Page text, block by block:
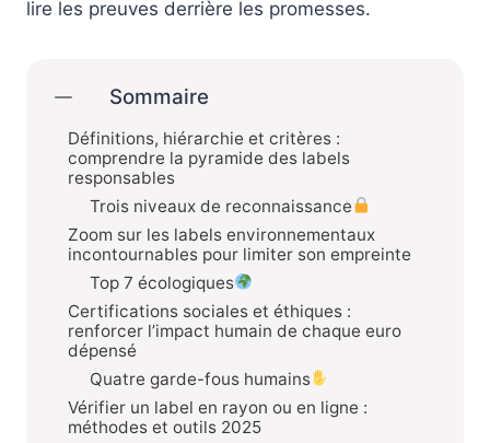
lire les preuves derrière les promesses.
Sommaire
Définitions, hiérarchie et critères :
comprendre la pyramide des labels
responsables
Trois niveaux de reconnaissance
Zoom sur les labels environnementaux
incontournables pour limiter son empreinte
Top 7 écologiques
Certifications sociales et éthiques :
renforcer l’impact humain de chaque euro
dépensé
Quatre garde-fous humains
Vérifier un label en rayon ou en ligne :
méthodes et outils 2025